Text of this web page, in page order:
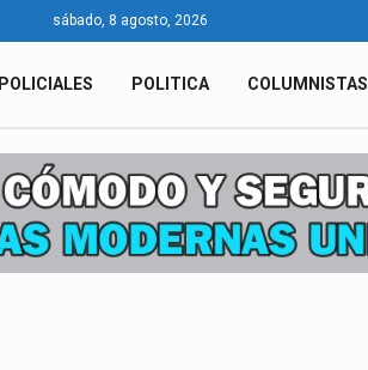
sábado, 8 agosto, 2026
POLICIALES POLITICA COLUMNISTAS